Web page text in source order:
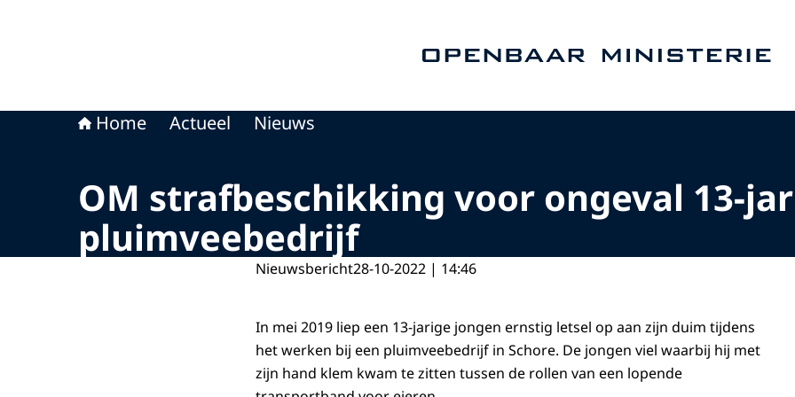
Home Actueel Nieuws
OM strafbeschikking voor ongeval 13-
pluimveebedrijf
Nieuwsbericht28-10-2022 | 14:46
In mei 2019 liep een 13-jarige jongen ernstig letsel op aan zijn duim tijdens
het werken bij een pluimveebedrijf in Schore. De jongen viel waarbij hij met
zijn hand klem kwam te zitten tussen de rollen van een lopende